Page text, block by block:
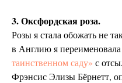
3. Оксфордская роза.
Розы я стала обожать не
в Англию я
таинственном саду» с
Фрэнсис Элизы Бёрнетт,